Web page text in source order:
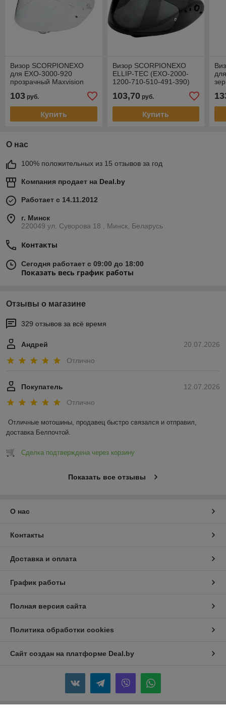
Визор SCORPIONEXO
для EXO-3000-920
прозрачный Maxvision
103 руб.
Купить
Визор SCORPIONEXO
ELLIP-TEC (EXO-2000-
1200-710-510-491-390)
Maxvision Ready (KDF14-
2)
103,70руб.
Купить
О нас
100% положительных из 15 отзывов за год
Компания продает на Deal.by
Работает с 14.11.2012
г. Минск
220049 ул. Суворова 18 , Минск, Беларусь
Контакты
Сегодня работает с 09:00 до 18:00
Показать весь график работы
Отзывы о магазине
329 отзывов за всё время
20.07.2026
Андрей
Отлично
12.07.2026
Покупатель
Отлично
Отличные мотошины, продавец быстро связался и отправил,
доставка Белпочтой.
Сделка подтверждена через корзину
Показать все отзывы
О нас
Контакты
Доставка и оплата
График работы
Полная версия сайта
Политика обработки cookies
Сайт создан на платформе Deal.by